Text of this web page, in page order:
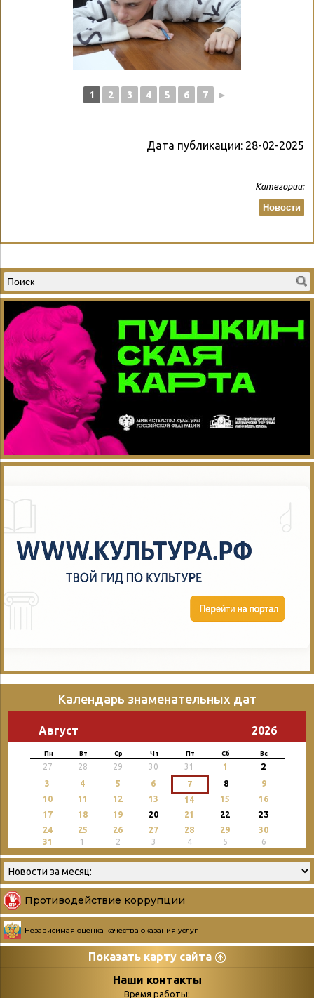
1 2 3 4 5 6 7 ►
Дата публикации: 28-02-2025
Категории:
Новости
Календарь знаменательных дат
Август 2026
Пн Вт Ср Чт Пт Сб Вс
27 28 29 30 31 1 2
3 4 5 6 7 8
9
10
11 12 13 14 15
16
17
18 19 20 21 22 23
24 25 26 27 28 29
30
31
1 2 3 4 5 6
Противодействие коррупции
Независимая оценка качества оказания услуг
Показать карту сайта
СтраницыНаши контакты
Время работы: